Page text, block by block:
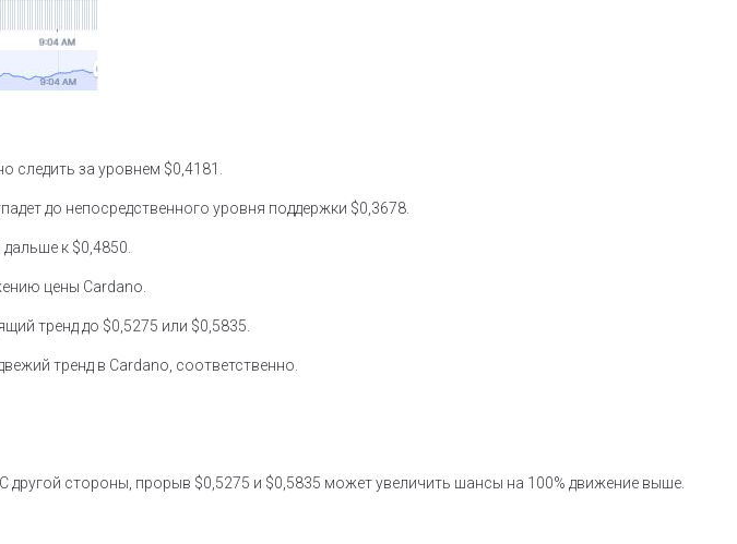
следить за уровнем $0,4181.
до непосредственного уровня поддержки $0,3678.
к $0,4850.
цены Cardano.
тренд до $0,5275 или $0,5835.
тренд в Cardano, соответственно.
другой стороны, прорыв $0,5275 и $0,5835 может увеличить шансы на 100% движение выше.